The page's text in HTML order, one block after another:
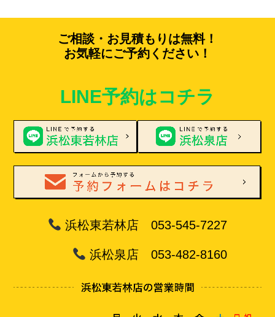
ご相談・お見積もりは無料！
お気軽にご予約ください！
LINE予約はコチラ
浜松東若林店 053-545-7227
浜松泉店 053-482-8160